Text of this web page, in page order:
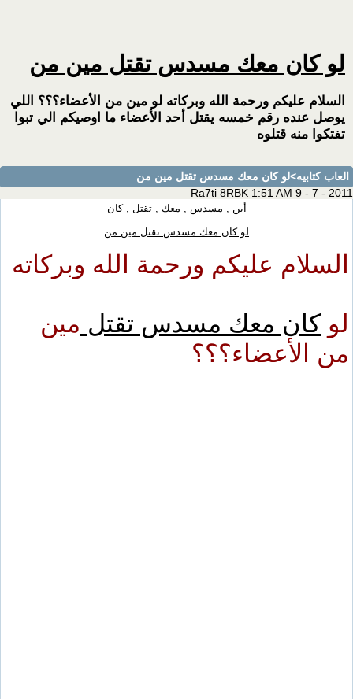
معك مسدس تقتل مين من
عليكم ورحمة الله وبركاته لو مين من الأعضاء؟؟؟ اللي
رقم خمسه يقتل أحد الأعضاء ما اوصيكم الي تبوا
قتلوه
>لو كان معك مسدس تقتل مين من
Ra7ti 8RBK 1:51 AM 9
مسدس, معك,تقتل,كان
لو كان معك مسدس تقتل مين من
عليكم ورحمة الله وبركاته
معكمسدستقتلمين